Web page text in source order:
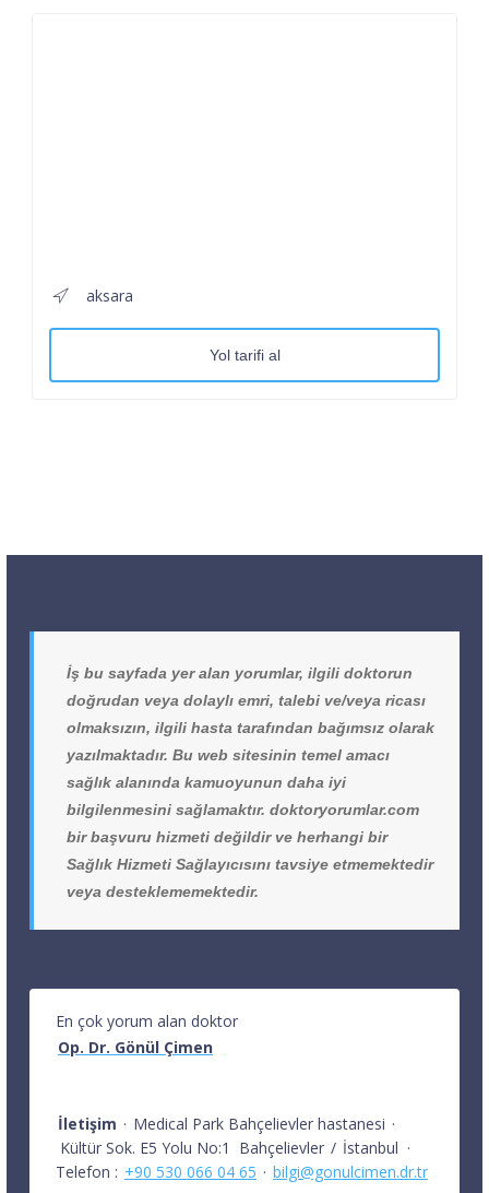
aksara
Yol tarifi al
İş bu sayfada yer alan yorumlar, ilgili doktorun
doğrudan veya dolaylı emri, talebi ve/veya ricası
olmaksızın, ilgili hasta tarafından bağımsız olarak
yazılmaktadır. Bu web sitesinin temel amacı
sağlık alanında kamuoyunun daha iyi
bilgilenmesini sağlamaktır. doktoryorumlar.com
bir başvuru hizmeti değildir ve herhangi bir
Sağlık Hizmeti Sağlayıcısını tavsiye etmemektedir
veya desteklememektedir.
En çok yorum alan doktor
Op. Dr. Gönül Çimen
İletişim · Medical Park Bahçelievler hastanesi ·
Kültür Sok. E5 Yolu No:1
Bahçelievler / İstanbul ·
Telefon : +90 530 066 04 65 · bilgi@gonulcimen.dr.tr